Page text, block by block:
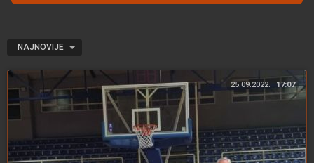
NAJNOVIJE
25.09.2022. 17:07